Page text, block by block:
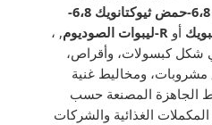
6،8-حمض ثيوكتانويك 6،8-
أوR-ليبوات الصوديوم
, ،
كبسولات، وأقراص،
ومخاليط غنية
المصنعة حسب
الغذائية والشركات